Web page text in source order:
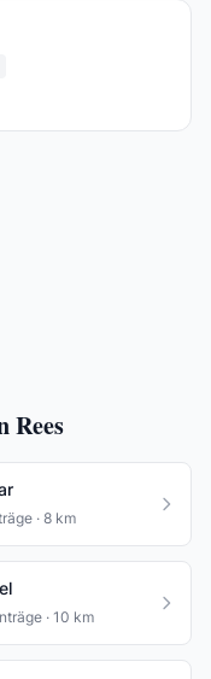
Rees
· 8 km
· 10 km